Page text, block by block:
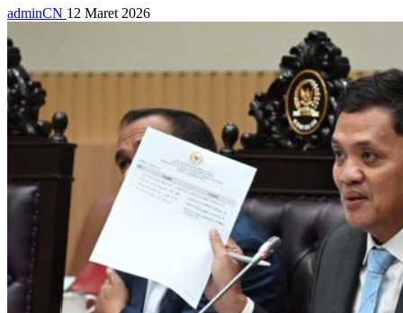
adminCN 12 Maret 2026